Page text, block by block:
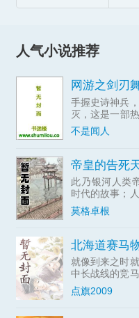
人气小说推荐
网游之剑刃
手握史诗神兵
灭，这是一部
实只是个讲述
故事——主角光
不是闻人
帝皇的告死
此乃银河人类
时代的故事；
忘得太多而永
理解的诺言，
莫格卓根
北海道赛马
就像到来之时
中长战线的竞
渐淡去，...
点旗2009